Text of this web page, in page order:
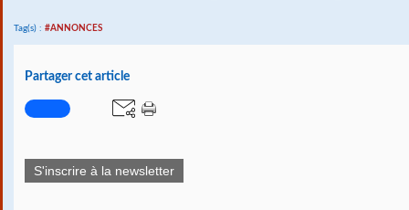
Tag(s) : #ANNONCES
Partager cet article
S'inscrire à la newsletter